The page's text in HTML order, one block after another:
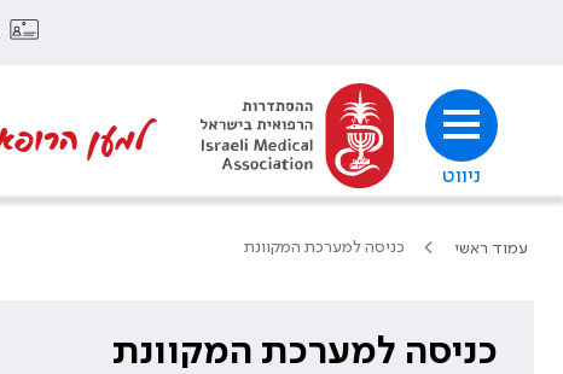
ניווט
למען
עמוד ראשי כניסה למערכת המקוונת
כניסה למערכת המקוונת